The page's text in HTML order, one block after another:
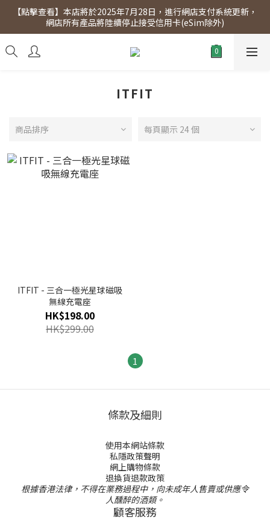
【點擊查看】會員專享 星期三全單95折!!!（優惠期至2026年12月
31日）。滿$300即免運費。
【點擊查看】本店將於2025年7月28日，進行網店支付系統更新，
網店所有產品將陸續停止接受信用卡(eSim除外)
【點擊查看】會員專享 星期三全單95折!!!（優惠期至2026年12月
31日）。滿$300即免運費。
ITFIT
商品排序 每頁顯示 24 個
ITFIT - 三合一極光星球磁吸
無線充電座
HK$198.00
HK$299.00
1
條款及細則
使用本網站條款
私隱政策聲明
網上購物條款
退換貨退款政策
根據香港法律，不得在業務過程中，向未成年人售賣或供應令
人醺醉的酒類。
顧客服務